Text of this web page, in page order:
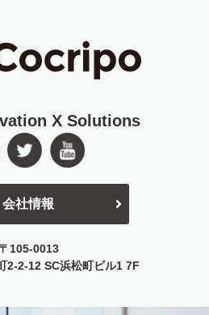
X Solutions
会社情報
〒105-0013
2-2-12 SC浜松町ビル1 7F